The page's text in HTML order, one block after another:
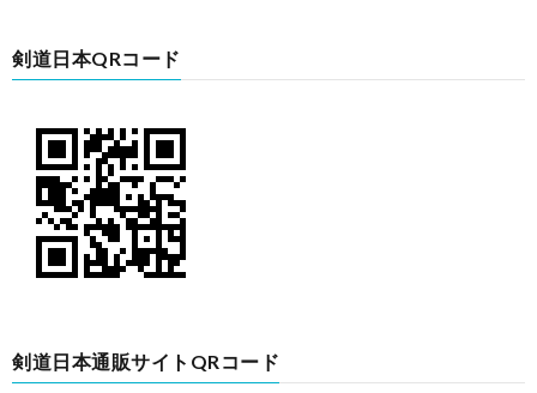
剣道日本QRコード
剣道日本通販サイトQRコード